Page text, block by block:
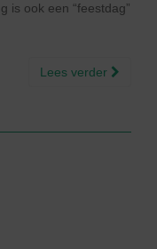
is ook een “feestdag”
Lees verder